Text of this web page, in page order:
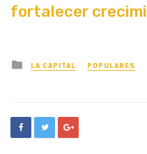
fortalecer
Posted
in
LA CAPITAL POPULARES